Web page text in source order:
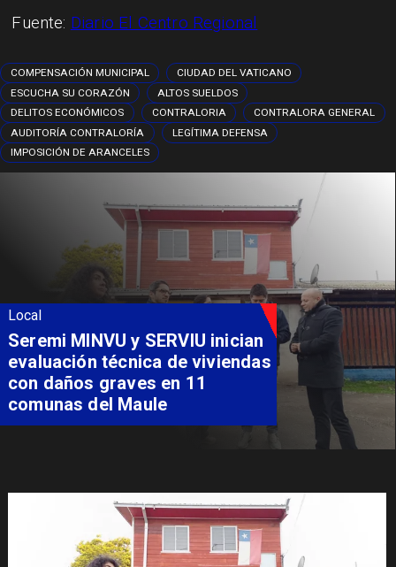
Fuente: Diario El Centro Regional
COMPENSACIÓN MUNICIPAL
CIUDAD DEL VATICANO
ESCUCHA SU CORAZÓN
ALTOS SUELDOS
DELITOS ECONÓMICOS
CONTRALORIA
CONTRALORA GENERAL
AUDITORÍA CONTRALORÍA
LEGÍTIMA DEFENSA
IMPOSICIÓN DE ARANCELES
Local
Fondo Orasmi entrega apoyo a
familia de Romeral para
costear alimentación
especializada de niño con
Síndrome de Intestino Corto